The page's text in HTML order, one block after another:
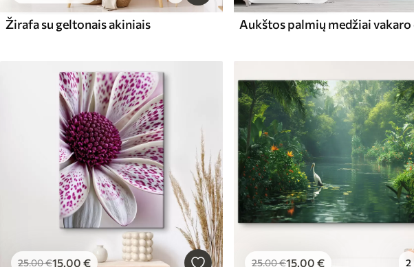
Žirafa su geltonais akiniais
25.00€15 .00 € 25.00€15 .00 € 2